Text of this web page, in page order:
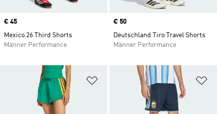
Price
€ 45
Mexico 26 Third Shorts
Männer Performance
Price
€ 50
Deutschland Tiro Travel Shorts
Männer Performance
Zur Wunschliste hinzufügen